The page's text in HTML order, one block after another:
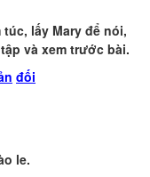
túc, lấy Mary để nói,
tập và xem trước bài.
đối
le.